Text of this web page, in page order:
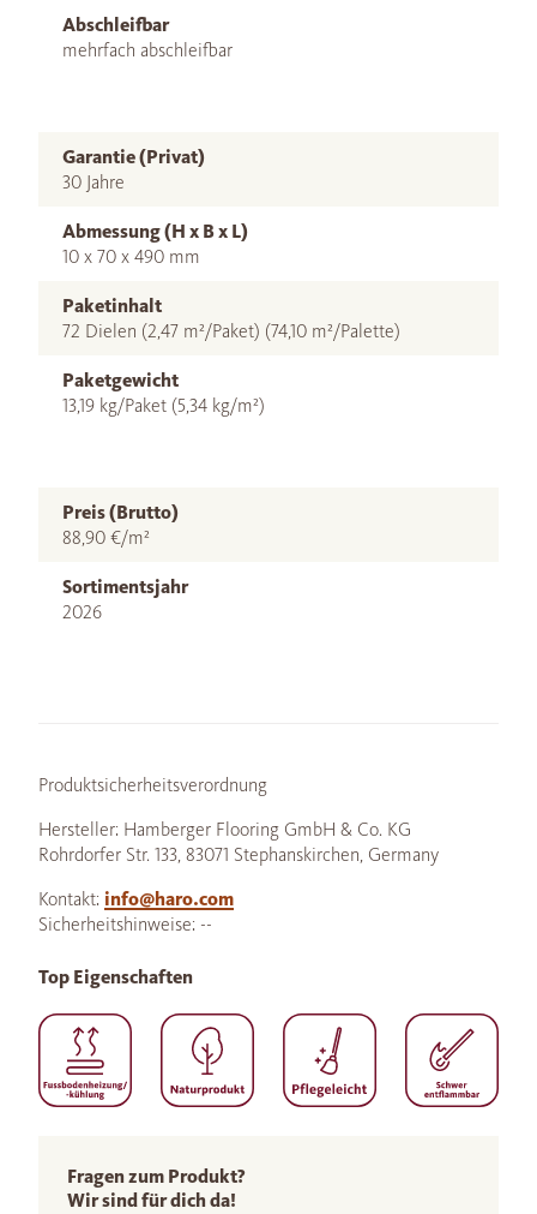
Abschleifbar
mehrfach abschleifbar
Garantie (Privat)
30 Jahre
Abmessung (H x B x L)
10 x 70 x 490 mm
Paketinhalt
72 Dielen (2,47 m²/Paket) (74,10 m²/Palette)
Paketgewicht
13,19 kg/Paket (5,34 kg/m²)
Preis (Brutto)
88,90 €/m²
Sortimentsjahr
2026
Produktsicherheitsverordnung
Hersteller: Hamberger Flooring GmbH & Co. KG
Rohrdorfer Str. 133, 83071 Stephanskirchen, Germany
Kontakt: info@haro.com
Sicherheitshinweise: --
Fragen zum Produkt?
Wir sind für dich da!
Top Eigenschaften